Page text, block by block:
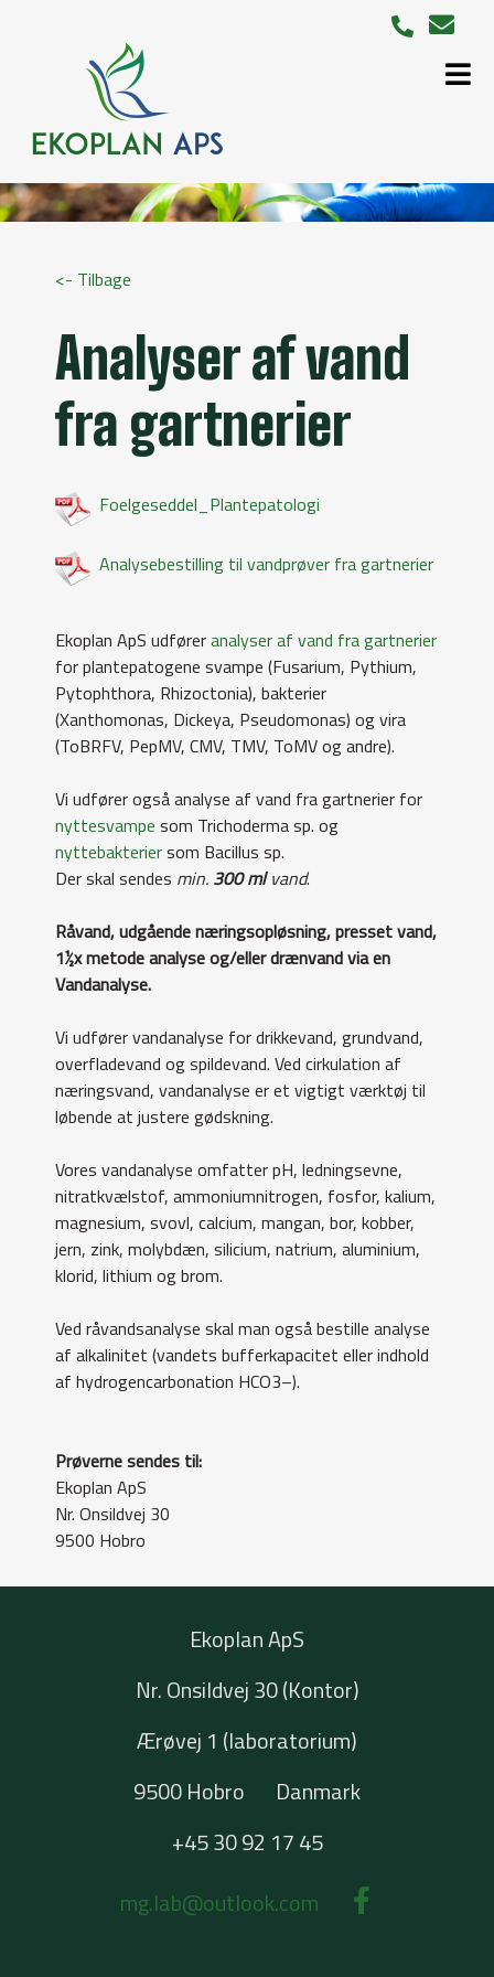
<- Tilbage
Analyser af vand
fra gartnerier
Foelgeseddel_Plantepatologi
Analysebestilling til vandprøver fra gartnerier
Ekoplan ApS udføreranalyser af vand fra gartnerier
for plantepatogene svampe (Fusarium, Pythium,
Pytophthora, Rhizoctonia), bakterier
(Xanthomonas, Dickeya, Pseudomonas) og vira
(ToBRFV, PepMV, CMV, TMV, ToMV og andre).
Vi udfører også analyse af vand fra gartnerier for
nyttesvampe som Trichoderma sp. og
nyttebakteriersom Bacillus sp.
Der skal sendes min. 300 mlvand.
Råvand, udgående næringsopløsning, presset vand,
1½x metode analyse og/eller drænvand via en
Vandanalyse.
Vi udfører vandanalyse for drikkevand, grundvand,
overfladevand og spildevand. Ved cirkulation af
næringsvand, vandanalyse er et vigtigt værktøj til
løbende at justere gødskning.
Vores vandanalyse omfatter pH, ledningsevne,
nitratkvælstof, ammoniumnitrogen, fosfor, kalium,
magnesium, svovl, calcium, mangan, bor, kobber,
jern, zink, molybdæn, silicium, natrium, aluminium,
klorid, lithium og brom.
Ved råvandsanalyse skal man også bestille analyse
af alkalinitet (vandets bufferkapacitet eller indhold
af hydrogencarbonation HCO3–).
Prøverne sendes til:
Ekoplan ApS
Nr. Onsildvej 30
9500 Hobro
Ekoplan ApS
Nr. Onsildvej 30 (Kontor)
Ærøvej 1 (laboratorium)
9500 Hobro
Danmark
+45 30 92 17 45
mg.lab@outlook.com